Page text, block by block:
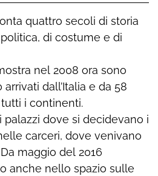
quattro secoli di storia
di costume e di
nel 2008 ora sono
dall’Italia e da 58
i continenti.
dove si decidevano i
carceri, dove venivano
maggio del 2016
anche nello spazio sulle